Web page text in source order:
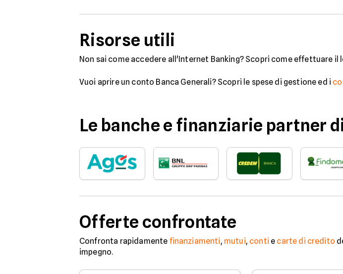
Risorse utili
Non sai come accedere all'Internet Banking? Scopri come effettuare il
Vuoi aprire un conto Banca Generali? Scopri le spese di gestione ed i
Le banche e finanziarie partner
Offerte confrontate
Confronta rapidamente finanziamenti, mutui, conti e carte di credito
impegno.